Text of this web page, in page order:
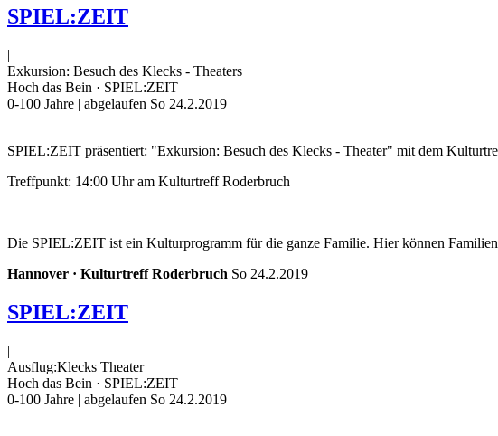
SPIEL:ZEIT
|
Exkursion: Besuch des Klecks - Theaters
Hoch das Bein · SPIEL:ZEIT
0-100 Jahre | abgelaufen So 24.2.2019
SPIEL:ZEIT präsentiert: "Exkursion: Besuch des Klecks - Theater" mit dem
Treffpunkt: 14:00 Uhr am Kulturtreff Roderbruch
Die SPIEL:ZEIT ist ein Kulturprogramm für die ganze Familie. Hier können Familien
Hannover · Kulturtreff Roderbruch So 24.2.2019
SPIEL:ZEIT
|
Ausflug:Klecks Theater
Hoch das Bein · SPIEL:ZEIT
0-100 Jahre | abgelaufen So 24.2.2019